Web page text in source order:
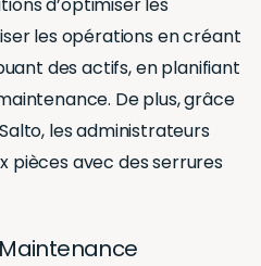
d’optimiser les
les opérations en créant
des actifs, en planifiant
De plus, grâce
les administrateurs
pièces avec des serrures